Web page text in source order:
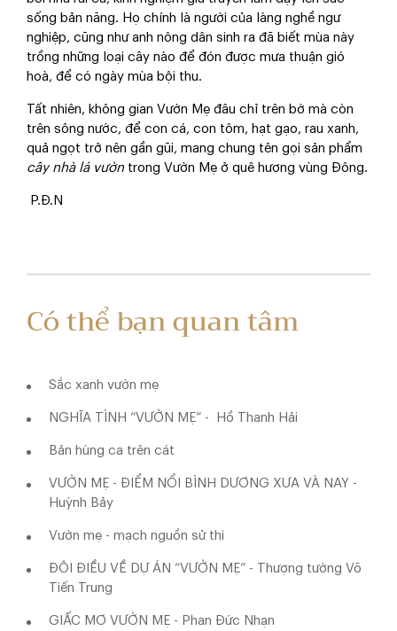
sống bản năng. Họ chính là người của làng nghề ngư
nghiệp, cũng như anh nông dân sinh ra đã biết mùa này
trồng những loại cây nào để đón được mưa thuận gió
hoà, để có ngày mùa bội thu.
Tất nhiên, không gian Vườn Mẹ đâu chỉ trên bờ mà còn
trên sông nước, để con cá, con tôm, hạt gạo, rau xanh,
quả ngọt trở nên gần gũi, mang chung tên gọi sản phẩm
cây nhà lá vườn trong Vườn Mẹ ở quê hương vùng Đông.
P.Đ.N
Có thể bạn quan tâm
Sắc xanh vườn mẹ
NGHĨA TÌNH “VƯỜN MẸ” - Hồ Thanh Hải
Bản hùng ca trên cát
VƯỜN MẸ - ĐIỂM NỔI BÌNH DƯƠNG XƯA VÀ NAY -
Huỳnh Bảy
Vườn mẹ - mạch nguồn sử thi
ĐÔI ĐIỀU VỀ DỰ ÁN “VƯỜN MẸ” - Thượng tướng Võ
Tiến Trung
GIẤC MƠ VƯỜN MẸ - Phan Đức Nhạn